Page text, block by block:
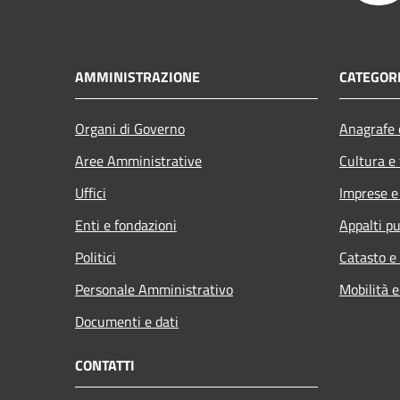
AMMINISTRAZIONE
Organi di Governo
Aree Amministrative
Uffici
Enti e fondazioni
Politici
Personale Amministrativo
Documenti e dati
Cultura
Imprese
Appalti
Catasto
Mobilità
CONTATTI